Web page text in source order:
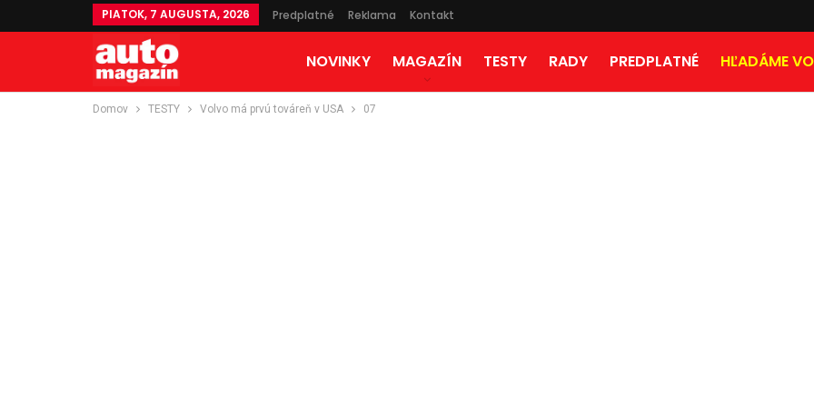
PIATOK, 7 AUGUSTA, 2026 Predplatné Reklama Kontakt
NOVINKY MAGAZÍN TESTY RADY PREDPLATNÉ HĽADÁME
Domov TESTY Volvo má prvú továreň v USA 07